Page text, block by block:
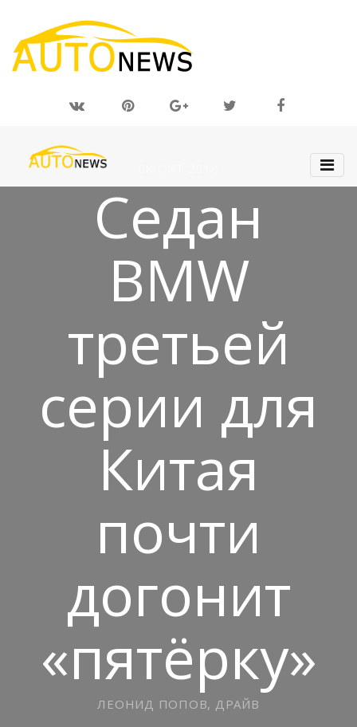
Седан
BMW
третьей
серии для
Китая
почти
догонит
«пятёрку»
ЛЕОНИД ПОПОВ, ДРАЙВ